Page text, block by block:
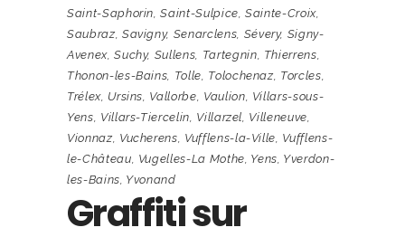
Saint-Saphorin,Saint-Sulpice,Sainte-Croix,
Saubraz, Savigny, Senarclens, Sévery, Signy-
Avenex,Suchy, Sullens, Tartegnin, Thierrens,
Thonon-les-Bains, Tolle, Tolochenaz, Torcles,
Trélex, Ursins, Vallorbe, Vaulion, Villars-sous-
Yens, Villars-Tiercelin, Villarzel, Villeneuve,
Vionnaz, Vucherens, Vufflens-la-Ville, Vufflens-
le-Château, Vugelles-La Mothe, Yens, Yverdon-
les-Bains, Yvonand
Graffiti sur